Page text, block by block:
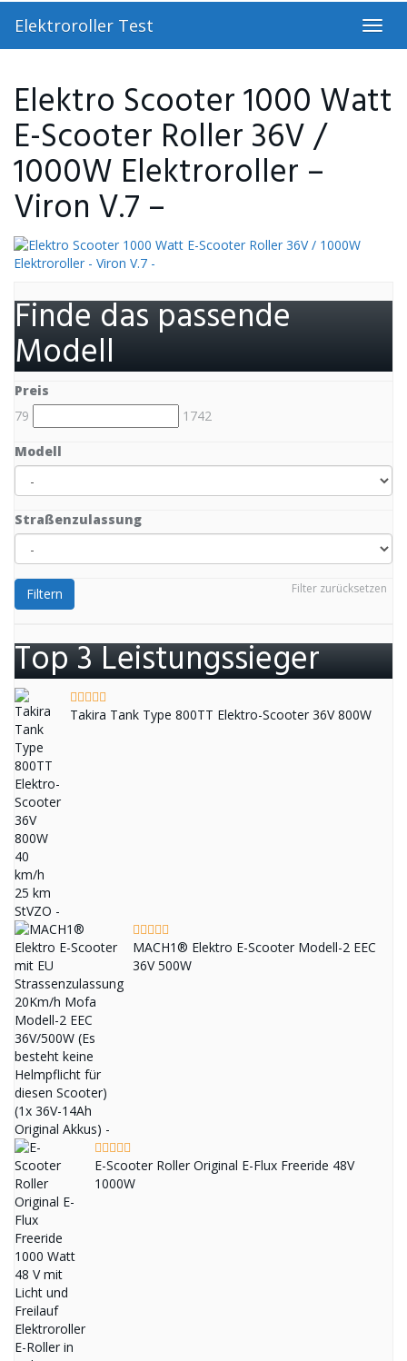
Skip
Elektroroller Test
Elektro Scooter 1000 Watt
E-Scooter Roller 36V /
1000W Elektroroller –
Viron V.7 –
Finde das passende
Modell
Preis
79
1742
Modell
Straßenzulassung
Filter zurücksetzen
Filtern
Top 3 Leistungssieger
Takira Tank Type 800TT Elektro-Scooter 36V 800W
MACH1® Elektro E-Scooter Modell-2 EEC
36V 500W
E-Scooter Roller Original E-Flux Freeride 48V
1000W